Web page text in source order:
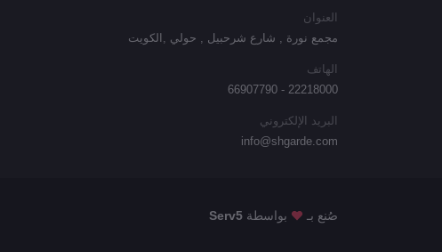
العنوان
مجمع نورة , شارع شرحبيل , حولي ,الكويت
الهاتف
22218000 - 66907790
البريد الإلكتروني
info@shgarde.com
صُنع بـ بواسطة Serv5